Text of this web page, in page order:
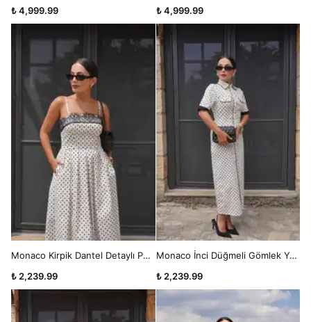
₺ 4,999.99
₺ 4,999.99
Monaco Kirpik Dantel Detaylı Puantiyeli Midi Elbise
₺ 2,239.99
Monaco İnci Düğmeli Gömlek Yaka Puantiyeli Midi Elbise
₺ 2,239.99